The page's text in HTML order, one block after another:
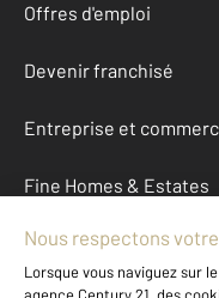
Offres d'emploi
Devenir franchisé
Entreprise et
Fine Homes & Estates
À propos